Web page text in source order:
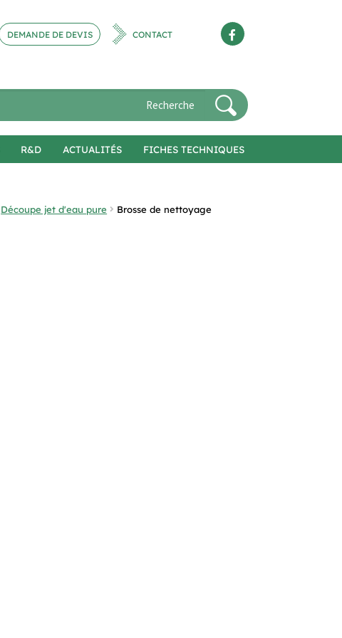
DEMANDE DE DEVIS CONTACT
R&D ACTUALITÉS FICHES TECHNIQUES
Découpe jet d'eau pure Brosse de nettoyage